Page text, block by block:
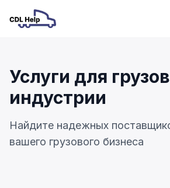
Услуги для
индустрии
Найдите надежных
вашего грузового бизнеса